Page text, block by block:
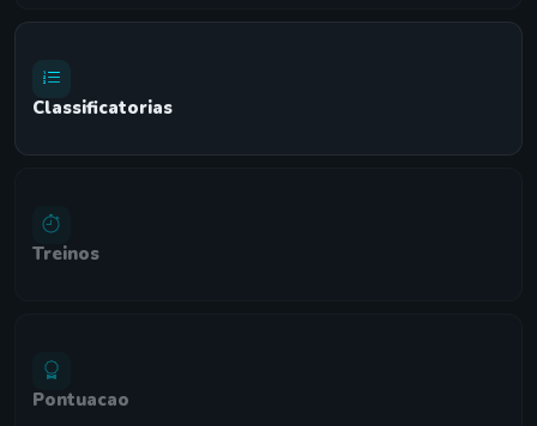
Classificatorias
Treinos
Pontuacao